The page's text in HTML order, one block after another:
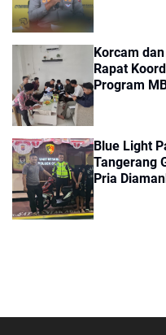
Korcam
Rapat
Program
Blue Light
Tangerang
Pria